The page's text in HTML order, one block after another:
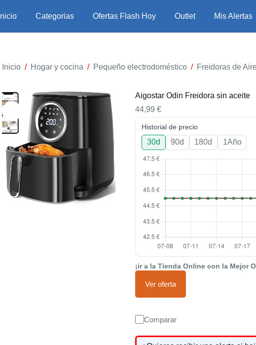
Inicio Categorias Ofertas Flash Hoy Outlet Mis Alertas
Inicio / Hogar y cocina / Pequeño electrodoméstico / Freidoras de
Aigostar Odin Freidora sin aceite
44,99€
Historial de precio
30d 90d 180d 1Año
¡ir a la Tienda Online con la Mejor
Ver oferta
Comparar